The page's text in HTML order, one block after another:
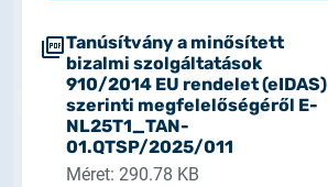
Tanúsítvány a minősített
bizalmi szolgáltatások
910/2014 EU rendelet (eIDAS)
szerinti megfelelőségéről E-
NL25T1_TAN-
01.QTSP/2025/011
Méret: 290.78 KB